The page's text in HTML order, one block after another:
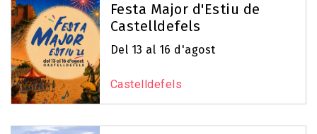
Festa Major d'Estiu de
Castelldefels
Del 13 al 16 d'agost
Castelldefels